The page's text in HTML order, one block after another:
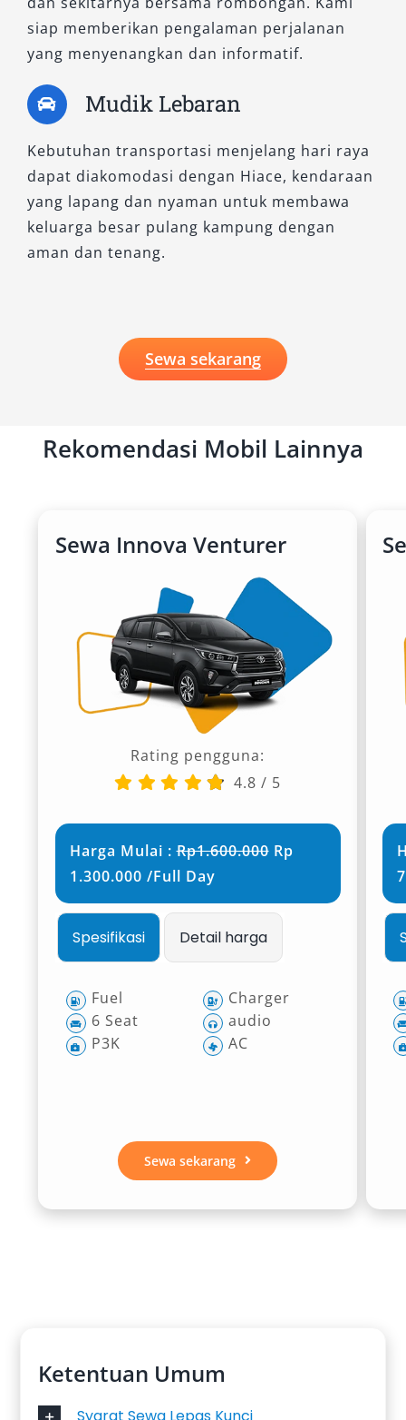
siap memberikan pengalaman perjalanan
yang menyenangkan dan informatif.
Mudik Lebaran
Kebutuhan transportasi menjelang hari raya
dapat diakomodasi dengan Hiace, kendaraan
yang lapang dan nyaman untuk membawa
keluarga besar pulang kampung dengan
aman dan tenang.
Sewa sekarang
Rekomendasi Mobil Lainnya
Sewa Innova Venturer
Rating pengguna:
4.8 / 5
Harga Mulai :Rp1.600.000Rp
1.300.000 /Full Day
Spesifikasi Detail harga
Fuel
6 Seat
P3K
Charger
audio
AC
Sewa sekarang
Ketentuan Umum